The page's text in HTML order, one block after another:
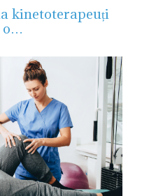
kinetoterapeuți
o…